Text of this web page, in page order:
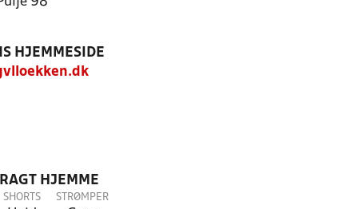
HJEMMESIDE
HJEMME
SHORTS STRØMPER